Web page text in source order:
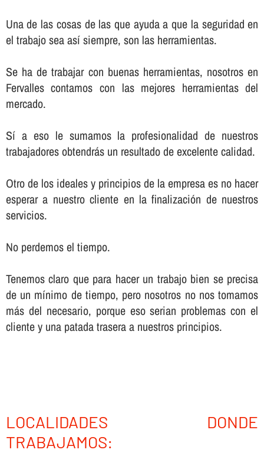
Una de las cosas de las que ayuda a que la seguridad en
el trabajo sea así­ siempre, son las herramientas.
Se ha de trabajar con buenas herramientas, nosotros en
Fervalles contamos con las mejores herramientas del
mercado.
Sí­ a eso le sumamos la profesionalidad de nuestros
trabajadores obtendrás un resultado de excelente calidad.
Otro de los ideales y principios de la empresa es no hacer
esperar a nuestro cliente en la finalización de nuestros
servicios.
No perdemos el tiempo.
Tenemos claro que para hacer un trabajo bien se precisa
de un mí­nimo de tiempo, pero nosotros no nos tomamos
más del necesario, porque eso serian problemas con el
cliente y una patada trasera a nuestros principios.
LOCALIDADES DONDE
TRABAJAMOS: